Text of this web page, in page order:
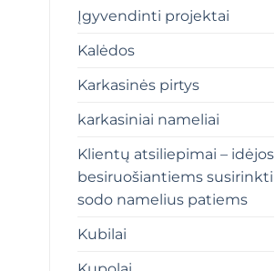
Įgyvendinti projektai
Kalėdos
Karkasinės pirtys
karkasiniai nameliai
Klientų atsiliepimai – idėjos
besiruošiantiems susirinkti
sodo namelius patiems
Kubilai